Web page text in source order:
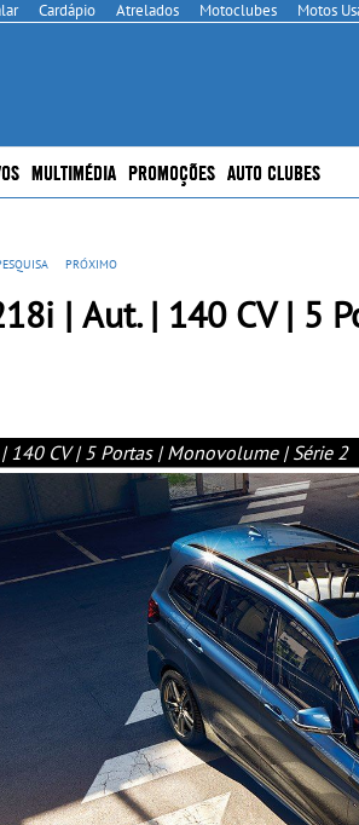
Cardápio Atrelados Motoclubes Motos
MULTIMÉDIA PROMOÇÕES AUTO CLUBES
próximo
| Aut. | 140 CV | 5
140 CV | 5 Portas | Monovolume | Série 2